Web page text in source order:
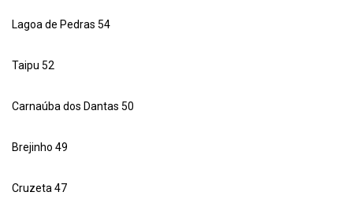
Lagoa de Pedras 54
Taipu 52
Carnaúba dos Dantas 50
Brejinho 49
Cruzeta 47